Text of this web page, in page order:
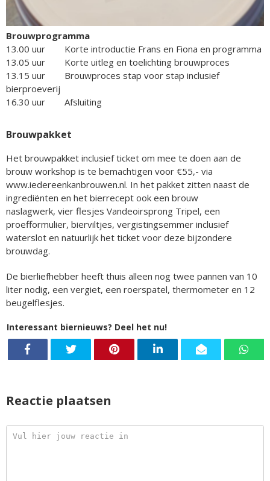
Brouwprogramma
13.00 uur Korte introductie Frans en Fiona en programma
13.05 uur Korte uitleg en toelichting brouwproces
13.15 uur Brouwproces stap voor stap inclusief
bierproeverij
16.30 uur Afsluiting
Brouwpakket
Het brouwpakket inclusief ticket om mee te doen aan de
brouw workshop is te bemachtigen voor €55,- via
www.iedereenkanbrouwen.nl. In het pakket zitten naast de
ingrediënten en het bierrecept ook een brouw
naslagwerk, vier flesjes Vandeoirsprong Tripel, een
proefformulier, bierviltjes, vergistingsemmer inclusief
waterslot en natuurlijk het ticket voor deze bijzondere
brouwdag.
De bierliefhebber heeft thuis alleen nog twee pannen van 10
liter nodig, een vergiet, een roerspatel, thermometer en 12
beugelflesjes.
Interessant biernieuws? Deel het nu!
Reactie plaatsen